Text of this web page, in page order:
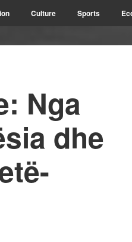
Culture Sports
Nga
dhe